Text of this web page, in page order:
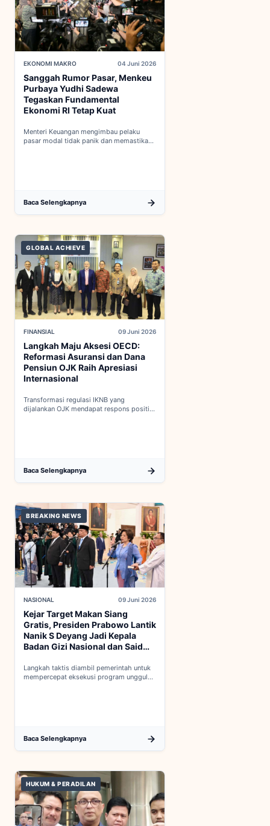
EKONOMI MAKRO 04 Juni 2026
Sanggah Rumor Pasar, Menkeu
Purbaya Yudhi Sadewa
Tegaskan Fundamental
Ekonomi RI Tetap Kuat
Menteri Keuangan mengimbau pelaku
pasar modal tidak panik dan memastikan
Baca Selengkapnya
GLOBAL ACHIEVE
FINANSIAL 09 Juni 2026
Langkah Maju Aksesi OECD:
Reformasi Asuransi dan Dana
Pensiun OJK Raih Apresiasi
Internasional
Transformasi regulasi IKNB yang
dijalankan OJK mendapat respons positif
Baca Selengkapnya
BREAKING NEWS
NASIONAL 09 Juni 2026
Kejar Target Makan Siang
Gratis, Presiden Prabowo Lantik
Nanik S Deyang Jadi Kepala
Badan Gizi Nasional dan Said
Langkah taktis diambil pemerintah untuk
mempercepat eksekusi program unggulan
Baca Selengkapnya
HUKUM & PERADILAN